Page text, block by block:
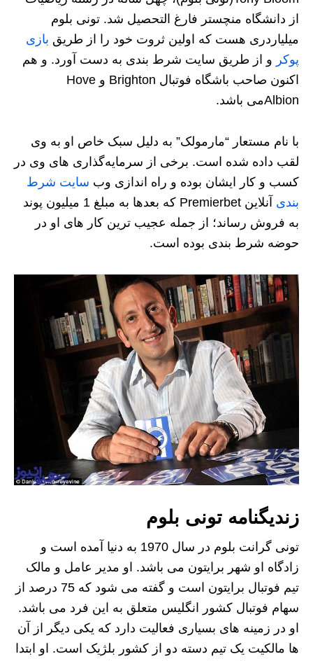
از دانشگاه منچستر فارغ التحصیل شد. تونی بلوم
میلیاردری هست که اولین ثروت خود را از طریق بازی
پوکر و از طریق سایت شرط بندی به دست آورد. و هم
اکنون صاحب باشگاه فوتبال Brighton و Hove
Albionمی‌ باشد.
با نام مستعار “مارمولک” به دلیل سبک خاص او به وی
لقب داده شده است. برخی از سرمایه‌گذاری های وی در
کسب و کار ایشان بوده و راه اندازی وب سایت شرط
بندی
آنلاین Premierbet که بعدها به مبلغ 1 میلیون پوند
به فروش رساند؛ از جمله عجیب ترین کار های او در
حوضه شرط بندی بوده است.
زندیگنامه تونی بلوم
تونی گرانت بلوم در سال 1970 به دنیا آمده است و
زادگاه او شهر برایتون می باشد. او مدیر عامل و مالک
تیم فوتبال برایتون است و گفته می شود که 75 درصد از
سهام فوتبال کشور انگلیس متعلق به این فرد می باشد.
او در زمینه های بسیاری فعالیت دارد که یکی دیگر از آن
ها مالکیت یک تیم دسته دو از کشور بلژیک است. او ابتدا